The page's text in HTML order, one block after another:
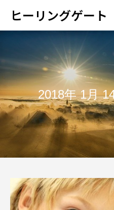
ヒーリングゲート
2018年 1月